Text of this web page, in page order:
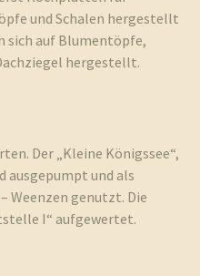
und Schalen hergestellt
sich auf Blumentöpfe,
hergestellt.
Der „Kleine Königssee“,
ausgepumpt und als
Weenzen genutzt. Die
I“ aufgewertet.